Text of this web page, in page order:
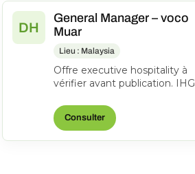
DH
General Manager – voco
Muar
Lieu : Malaysia
Offre executive hospitality à
vérifier avant publication. IHG
l’offre d’origine
Consulter